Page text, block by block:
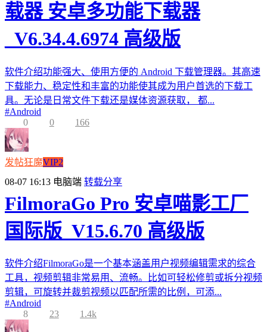
载器 安卓多功能下载器
_V6.34.4.6974 高级版
软件介绍功能强大、使用方便的 Android 下载管理器。其高速
下载能力、稳定性和丰富的功能使其成为用户首选的下载工
具。无论是日常文件下载还是媒体资源获取， 都...
#Android
0
0 166
发帖狂魔VIP2
08-07 16:13 电脑端 转载分享
FilmoraGo Pro 安卓喵影工厂
国际版_V15.6.70 高级版
软件介绍FilmoraGo是一个基本涵盖用户视频编辑需求的综合
工具，视频剪辑非常易用、流畅。比如可轻松修剪或拆分视频
剪辑，可旋转并裁剪视频以匹配所需的比例，可添...
#Android
8
23 1.4k